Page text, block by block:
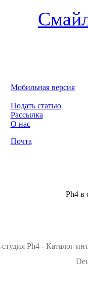
Мобильная версия
Подать статью
Рассылка
О нас
Почта
Ph4 в
Ph4 - Каталог